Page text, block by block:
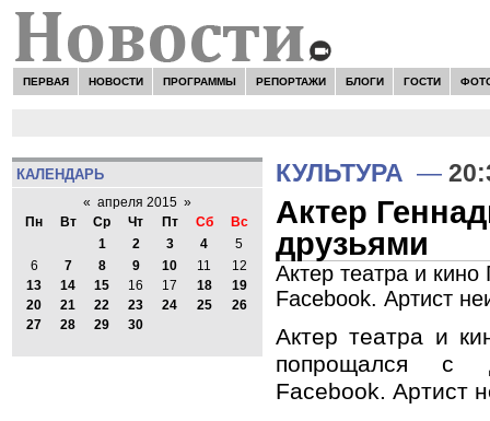
ПЕРВАЯ НОВОСТИ ПРОГРАММЫ РЕПОРТАЖИ БЛОГИ ГОСТИ
КАЛЕНДАРЬ
« апреля 2015 »
Пн
Вт Ср Чт Пт Сб
Вс
1
2 3 4
5
6
7 8 9 10 11
12
13
14 15 16 17 18
19
20
21 22 23 24 25
26
27
28 29 30
КУЛЬТУРА —
Актер
друзьями
Актер театра и
Facebook. Артист
Актер театра и
попрощался с
Facebook. Артист